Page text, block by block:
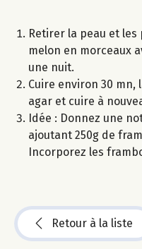
Retirer la peau et
melon en morceaux
une nuit.
Cuire environ 30 mn,
agar et cuire à
Idée : Donnez une
ajoutant 250g de
Incorporez les
Retour à la liste